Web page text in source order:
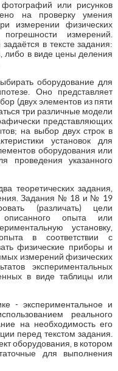
или рисунков
на проверку умения
измерении физических
измерений.
в тексте задания:
либо в виде цены деления
оборудование для
Оно представляет
(двух элементов из пяти
три различные модели
представляющих
на выбор двух строк в
установок для
оборудования или
проведения указанного
теоретических задания,
Задания № 18 и № 19
(различать) цели
описанного опыта или
установку,
в соответствии с
физические приборы и
измерений физических
экспериментальных
в виде таблицы или
экспериментальное и
реального
на необходимость его
перед текстом задания.
оборудования, в котором
для выполнения